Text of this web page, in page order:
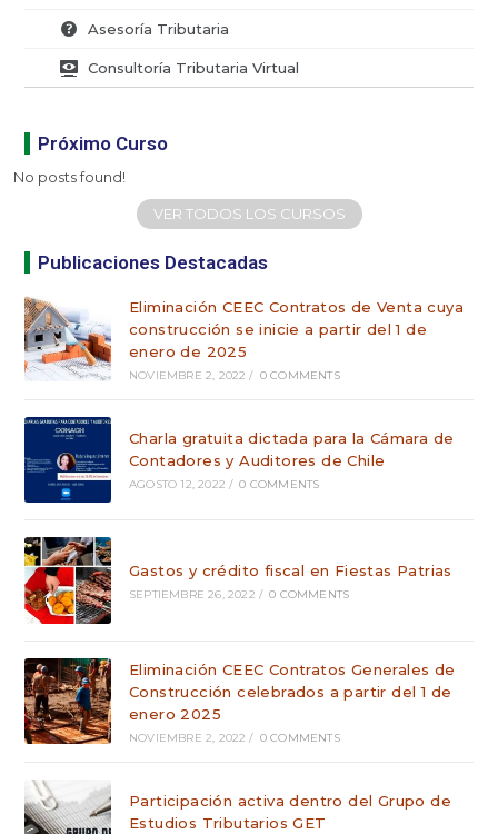
Asesoría Tributaria
Consultoría Tributaria Virtual
Próximo Curso
No posts found!
VER TODOS LOS CURSOS
Publicaciones Destacadas
Eliminación CEEC Contratos de Venta cuya
construcción se inicie a partir del 1 de
enero de 2025
NOVIEMBRE 2, 2022 / 0 COMMENTS
Charla gratuita dictada para la Cámara de
Contadores y Auditores de Chile
AGOSTO 12, 2022 / 0 COMMENTS
Gastos y crédito fiscal en Fiestas Patrias
SEPTIEMBRE 26, 2022 / 0 COMMENTS
Eliminación CEEC Contratos Generales de
Construcción celebrados a partir del 1 de
enero 2025
NOVIEMBRE 2, 2022 / 0 COMMENTS
Participación activa dentro del Grupo de
Estudios Tributarios GET